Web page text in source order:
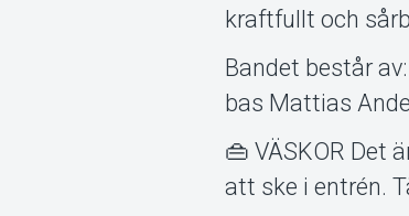
kraftfullt och
Bandet består
bas Mattias
👜 VÄSKOR Det
att ske i entrén.